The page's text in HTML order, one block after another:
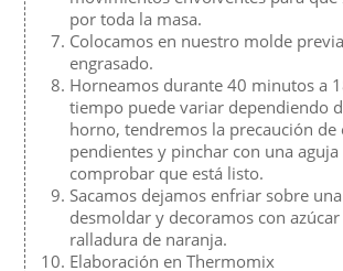
por toda la masa.
Colocamos en nuestro molde
engrasado.
Horneamos durante 40 minutos a
tiempo puede variar dependiendo
horno, tendremos la precaución de
pendientes y pinchar con una aguja
comprobar que está listo.
Sacamos dejamos enfriar sobre
desmoldar y decoramos con azúcar
ralladura de naranja.
Elaboración en Thermomix